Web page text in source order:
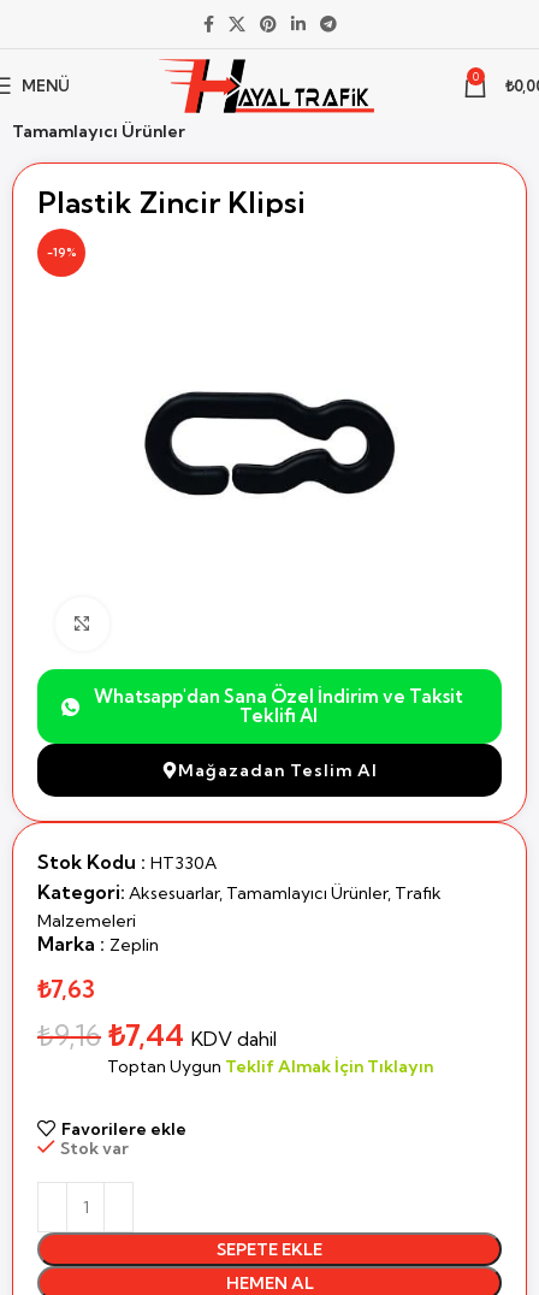
MENÜ 0 ₺
Trafik Malzemeleri Aksesuarlar
Tamamlayıcı Ürünler
Plastik Zincir Klipsi
-19%
Whatsapp'dan Sana Özel İndirim ve Taksit
Teklifi Al
Mağazadan Teslim Al
Stok Kodu : HT330A
Kategori: Aksesuarlar, Tamamlayıcı Ürünler, Trafik
Malzemeleri
Marka : Zeplin
₺7,63
₺9,16 ₺7,44 KDV dahil
Toptan Uygun Teklif Almak İçin Tıklayın
Favorilere ekle
Stok var
SEPETE EKLE
HEMEN AL